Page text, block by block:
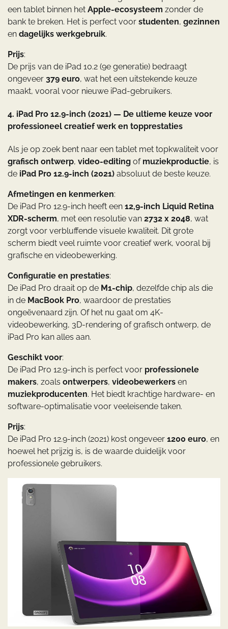
een tablet binnen het Apple-ecosysteem zonder de
bank te breken. Het is perfect voor studenten, gezinnen
en dagelijks werkgebruik.
Prijs:
De prijs van de iPad 10.2 (9e generatie) bedraagt
ongeveer 379 euro, wat het een uitstekende keuze
maakt, vooral voor nieuwe iPad-gebruikers.
4. iPad Pro 12.9-inch (2021) — De ultieme keuze voor
professioneel creatief werk en topprestaties
Als je op zoek bent naar een tablet met topkwaliteit voor
grafisch ontwerp, video-editing of muziekproductie, is
de iPad Pro 12.9-inch (2021) absoluut de beste keuze.
Afmetingen en kenmerken:
De iPad Pro 12.9-inch heeft een 12,9-inch Liquid Retina
XDR-scherm, met een resolutie van 2732 x 2048, wat
zorgt voor verbluffende visuele kwaliteit. Dit grote
scherm biedt veel ruimte voor creatief werk, vooral bij
grafische en videobewerking.
Configuratie en prestaties:
De iPad Pro draait op de M1-chip, dezelfde chip als die
in de MacBook Pro, waardoor de prestaties
ongeëvenaard zijn. Of het nu gaat om 4K-
videobewerking, 3D-rendering of grafisch ontwerp, de
iPad Pro kan alles aan.
Geschikt voor:
De iPad Pro 12.9-inch is perfect voor professionele
makers, zoals ontwerpers, videobewerkers en
muziekproducenten. Het biedt krachtige hardware- en
software-optimalisatie voor veeleisende taken.
Prijs:
De iPad Pro 12.9-inch (2021) kost ongeveer 1200 euro, en
hoewel het prijzig is, is de waarde duidelijk voor
professionele gebruikers.